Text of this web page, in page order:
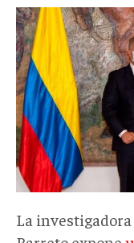
duque
pompeo.jpg
La